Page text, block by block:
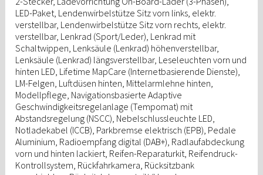
LED-Paket, Lendenwirbelstütze Sitz vorn links, elektr.
verstellbar, Lendenwirbelstütze Sitz vorn rechts, elektr.
verstellbar, Lenkrad (Sport/Leder), Lenkrad mit
Schaltwippen, Lenksäule (Lenkrad) höhenverstellbar,
Lenksäule (Lenkrad) längsverstellbar, Leseleuchten vorn und
hinten LED, Lifetime MapCare (Internetbasierende Dienste),
LM-Felgen, Luftdüsen hinten, Mittelarmlehne hinten,
Modellpflege, Navigationsbasierte Adaptive
Geschwindigkeitsregelanlage (Tempomat) mit
Abstandsregelung (NSCC), Nebelschlussleuchte LED,
Notladekabel (ICCB), Parkbremse elektrisch (EPB), Pedale
Aluminium, Radioempfang digital (DAB+), Radlaufabdeckung
vorn und hinten lackiert, Reifen-Reparaturkit, Reifendruck-
Kontrollsystem, Rückfahrkamera, Rücksitzbank